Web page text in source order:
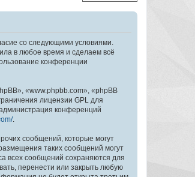
со следующими условиями.
в любое время и сделаем всё
конференции
«www.phpbb.com», «phpBB
лицензии GPL для
конференций
.
сообщений, которые могут
таких сообщений могут
всех сообщений сохраняются для
перенести или закрыть любую